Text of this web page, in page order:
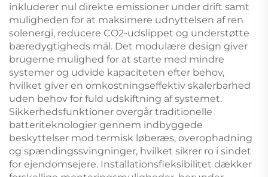
inkluderer nul direkte emissioner under drift samt
muligheden for at maksimere udnyttelsen af ren
solenergi, reducere CO2-udslippet og understøtte
bæredygtigheds mål. Det modulære design giver
brugerne mulighed for at starte med mindre
systemer og udvide kapaciteten efter behov,
hvilket giver en omkostningseffektiv skalerbarhed
uden behov for fuld udskiftning af systemet.
Sikkerhedsfunktioner overgår traditionelle
batteriteknologier gennem indbyggede
beskyttelser mod termisk løberæs, overophadning
og spændingssvingninger, hvilket sikrer ro i sindet
for ejendomsejere. Installationsfleksibilitet dækker